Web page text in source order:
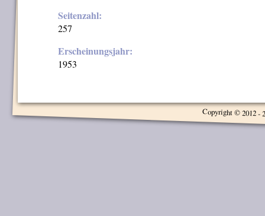
Seitenzahl:
257
Erscheinungsjahr:
1953
Copyright © 2012 -